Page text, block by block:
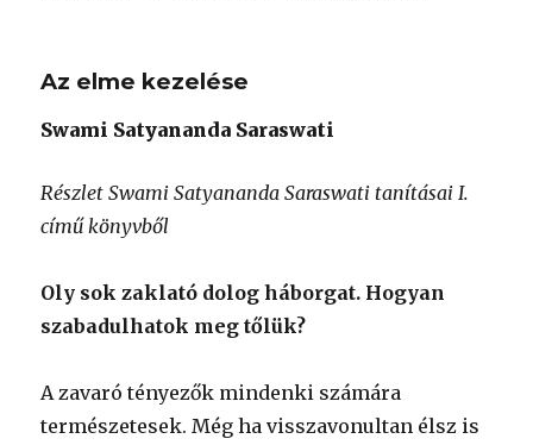
Az elme kezelése
Swami Satyananda Saraswati
Részlet Swami Satyananda Saraswati tanításai I.
című könyvből
Oly sok zaklató dolog háborgat. Hogyan
szabadulhatok meg tőlük?
A zavaró tényezők mindenki számára
természetesek. Még ha visszavonultan élsz is